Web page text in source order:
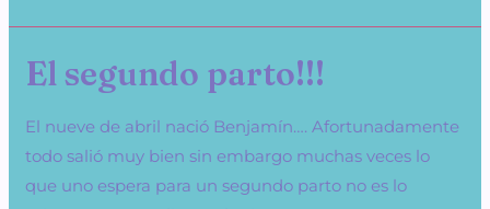
El segundo parto!!!
El nueve de abril nació Benjamín…. Afortunadamente
todo salió muy bien sin embargo muchas veces lo
que uno espera para un segundo parto no es lo
El
parto!!!